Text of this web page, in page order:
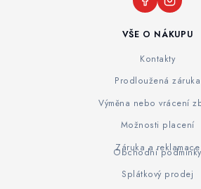
VŠE O NÁKUPU
Kontakty
Prodloužená záruka
Výměna nebo vrácení
Možnosti placení
Záruka a reklamace
Obchodní podmínky
Splátkový prodej